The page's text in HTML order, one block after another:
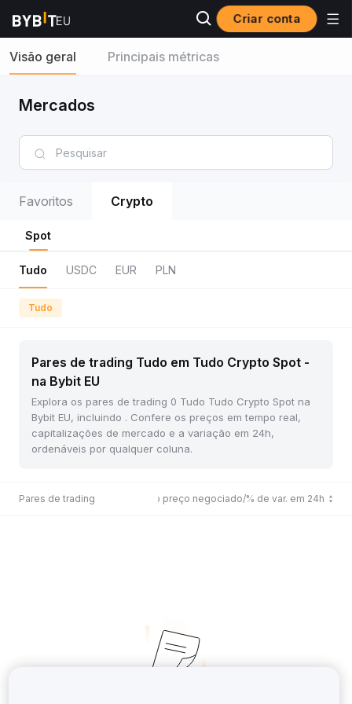
Criar conta
Visão geral Principais métricas
Mercados
Favoritos Crypto
Spot
Tudo USDC EUR PLN
Tudo
Pares de trading Tudo em Tudo Crypto Spot -
na Bybit EU
Explora os pares de trading 0 Tudo Tudo Crypto Spot na
Bybit EU, incluindo . Confere os preços em tempo real,
capitalizações de mercado e a variação em 24h,
ordenáveis por qualquer coluna.
Pares de trading Último preço negociado/% de var. em 24h